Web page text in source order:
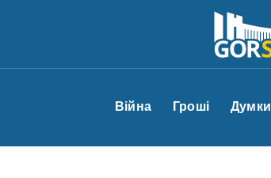
Війна Гроші Думки